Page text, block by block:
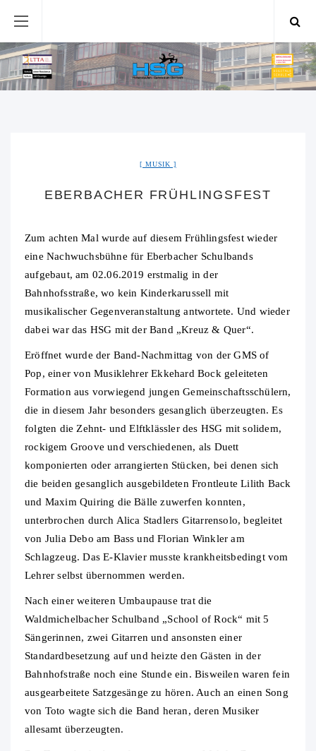
MUSIK
EBERBACHER FRÜHLINGSFEST
Zum achten Mal wurde auf diesem Frühlingsfest wieder
eine Nachwuchsbühne für Eberbacher Schulbands
aufgebaut, am 02.06.2019 erstmalig in der
Bahnhofsstraße, wo kein Kinderkarussell mit
musikalischer Gegenveranstaltung antwortete. Und wieder
dabei war das HSG mit der Band „Kreuz & Quer“.
Eröffnet wurde der Band-Nachmittag von der GMS of
Pop, einer von Musiklehrer Ekkehard Bock geleiteten
Formation aus vorwiegend jungen Gemeinschaftsschülern,
die in diesem Jahr besonders gesanglich überzeugten. Es
folgten die Zehnt- und Elftklässler des HSG mit solidem,
rockigem Groove und verschiedenen, als Duett
komponierten oder arrangierten Stücken, bei denen sich
die beiden gesanglich ausgebildeten Frontleute Lilith Back
und Maxim Quiring die Bälle zuwerfen konnten,
unterbrochen durch Alica Stadlers Gitarrensolo, begleitet
von Julia Debo am Bass und Florian Winkler am
Schlagzeug. Das E-Klavier musste krankheitsbedingt vom
Lehrer selbst übernommen werden.
Nach einer weiteren Umbaupause trat die
Waldmichelbacher Schulband „School of Rock“ mit 5
Sängerinnen, zwei Gitarren und ansonsten einer
Standardbesetzung auf und heizte den Gästen in der
Bahnhofstraße noch eine Stunde ein. Bisweilen waren fein
ausgearbeitete Satzgesänge zu hören. Auch an einen Song
von Toto wagte sich die Band heran, deren Musiker
allesamt überzeugten.